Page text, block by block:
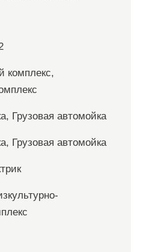
комплекс,
Грузовая автомойка
Грузовая автомойка